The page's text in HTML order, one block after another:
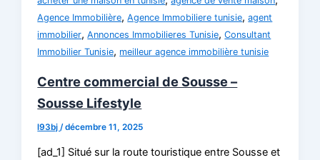
Agence Immobilière,Agence Immobiliere tunisie,agent
immobilier,Annonces Immobilieres Tunisie,Consultant
Immobilier Tunisie, meilleur agence immobilière tunisie
Centre commercial de Sousse –
Sousse Lifestyle
l93bj /décembre 11, 2025
[ad_1] Situé sur la route touristique entre Sousse et